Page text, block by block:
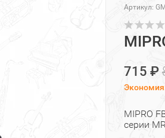
Артикул:
715 ₽
MIPRO
серии